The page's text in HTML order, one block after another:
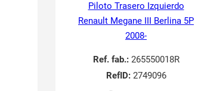
Piloto Trasero Izquierdo
Renault Megane III Berlina 5P
2008-
Ref. fab.:265550018R
RefID:2749096